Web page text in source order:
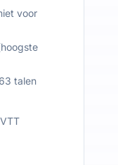
voor
talen